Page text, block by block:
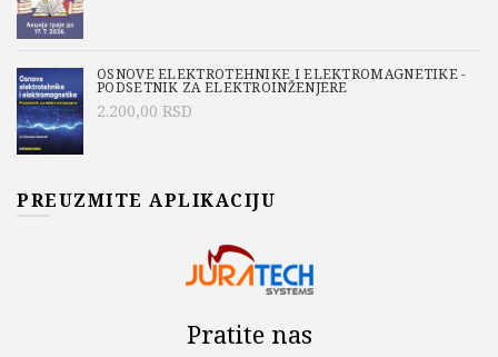
OSNOVE ELEKTROTEHNIKE I ELEKTROMAGNETIKE -
PODSETNIK ZA ELEKTROINŽENJERE
2.200,00 RSD
PREUZMITE APLIKACIJU
Pratite nas